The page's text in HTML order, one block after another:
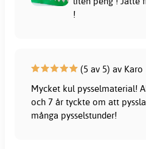
!
(5 av 5) av Karo
Mycket kul pysselmaterial!
och 7 år tyckte om att
många pysselstunder!